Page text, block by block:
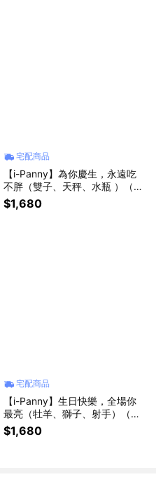
宅配商品
【i-Panny】為你慶生，永遠吃
不胖（雙子、天秤、水瓶 ）（風
象生日）｜LINE禮物獨家｜
$1,680
宅配商品
【i-Panny】生日快樂，全場你
最亮（牡羊、獅子、射手）（火
象生日）｜LINE禮物獨家｜
$1,680